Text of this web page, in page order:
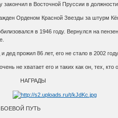
закончил в Восточной Пруссии в
Орденом Красной Звезды за штурм
в 1946 году. Вернулся на
дед прожил 86 лет, его не стало в 2002
не хватает его и таких как он, тех,
ПУТЬ